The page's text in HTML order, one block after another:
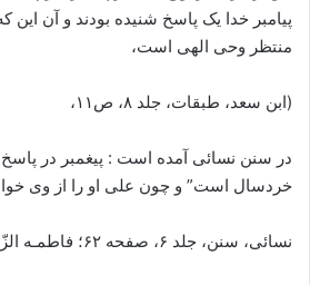
پیامبر خدا یک پاسخ شنیده بودند و آن این
منتظر وحی الهی است،
(ابن سعد، طبقات، جلد ۸، ص۱۱،
در سنن نسائی آمده است : پیغمبر در
خردسال است” و چون علی او را از وی
نسائی، سنن، جلد ۶، صفحه ۶۲؛ فاطمـه الزّهراء، صفحه۲۵،جلد ۲)